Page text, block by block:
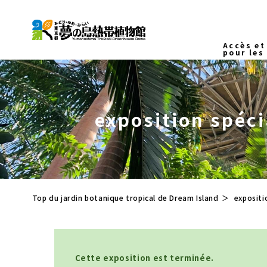
Accès
pour
accès
Droits
les
Plan
Sans
exposition
Top du jardin botanique tropical de Dream Island
Cette exposition est terminée.